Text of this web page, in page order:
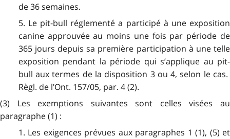
de 36 semaines.
5. Le pit-bull réglementé a participé à une exposition
canine approuvée au moins une fois par période de
365 jours depuis sa première participation à une telle
exposition pendant la période qui s’applique au pit-
bull aux termes de la disposition 3 ou 4, selon le cas.
Règl. de l’Ont. 157/05, par. 4 (2).
(3) Les exemptions suivantes sont celles visées au
paragraphe (1) :
1. Les exigences prévues aux paragraphes 1 (1), (5) et